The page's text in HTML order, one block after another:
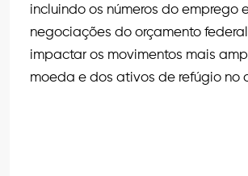
incluindo os números do emprego
negociações do orçamento
impactar os movimentos mais
moeda e dos ativos de refúgio no